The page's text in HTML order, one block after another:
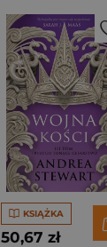
KSIĄŻKA
50,67 zł